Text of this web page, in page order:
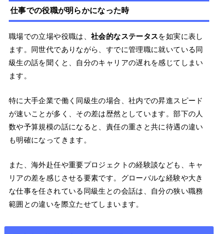
仕事での役職が明らかになった時
職場での立場や役職は、社会的なステータスを如実に表し
ます。同世代でありながら、すでに管理職に就いている同
級生の話を聞くと、自分のキャリアの遅れを感じてしまい
ます。
特に大手企業で働く同級生の場合、社内での昇進スピード
が速いことが多く、その差は歴然としています。部下の人
数や予算規模の話になると、責任の重さと共に待遇の違い
も明確になってきます。
また、海外赴任や重要プロジェクトの経験談なども、キャ
リアの差を感じさせる要素です。グローバルな経験や大き
な仕事を任されている同級生との会話は、自分の狭い職務
範囲との違いを際立たせてしまいます。